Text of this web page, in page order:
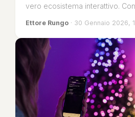
vero ecosistema interattivo.
Ettore Rungo · 30 Gennaio 2026,